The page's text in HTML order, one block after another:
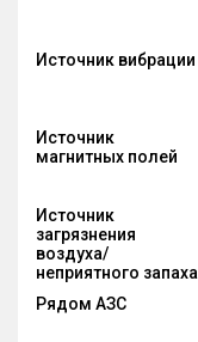
Источник вибрации
Источник
магнитных полей
Источник
загрязнения
воздуха/
неприятного запаха
Рядом АЗС